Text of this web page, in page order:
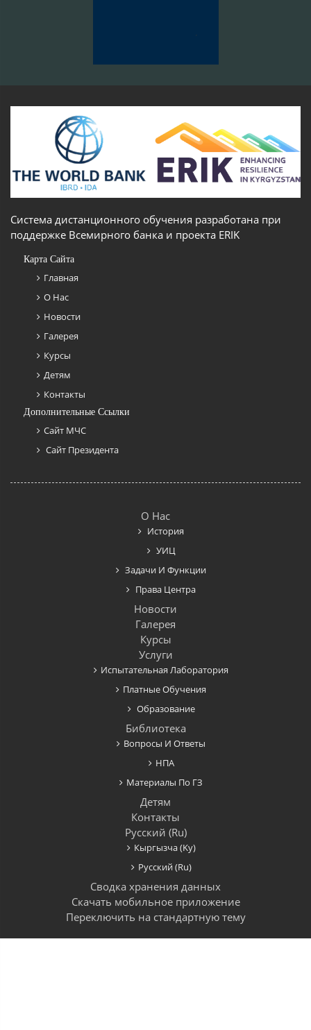
Система дистанционного обучения разработана при
поддержке Всемирного банка и проекта ERIK
Карта Сайта
Главная
О Нас
Новости
Галерея
Курсы
Детям
Контакты
Дополнительные Ссылки
Сайт МЧС
Сайт Президента
О Нас
История
УИЦ
Задачи И Функции
Права Центра
Новости
Галерея
Курсы
Услуги
Испытательная Лаборатория
Платные Обучения
Образование
Библиотека
Вопросы И Ответы
НПА
Материалы По ГЗ
Детям
Контакты
Русский ‎(ru)‎
Кыргызча ‎(ky)‎
Русский ‎(ru)‎
Сводка хранения данных
Скачать мобильное приложение
Переключить на стандартную тему